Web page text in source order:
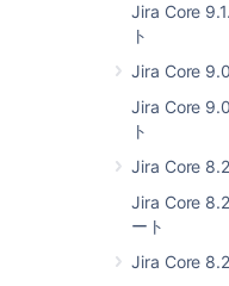
Jira Core
ト
Jira Core
Jira Core
ト
Jira Core
Jira Core
ート
Jira Core
Schedule user
Schedule user
Schedule user
Schedule user
Schedule user
Schedule user